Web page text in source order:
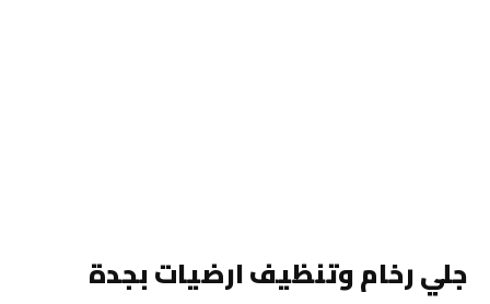
جلي رخام وتنظيف ارضيات بجدة